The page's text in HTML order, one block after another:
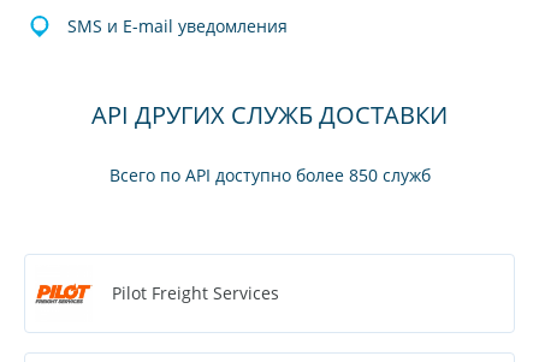
SMS и E-mail уведомления
API ДРУГИХ СЛУЖБ ДОСТАВКИ
Всего по API доступно более 850 служб
Pilot Freight Services